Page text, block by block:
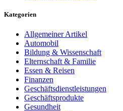
Kategorien
Allgemeiner Artikel
Automobil
Bildung & Wissenschaft
Elternschaft & Familie
Essen & Reisen
Finanzen
Geschäftsdienstleistungen
Geschäftsprodukte
Gesundheit